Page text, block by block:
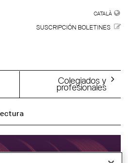
CATALÀ
SUSCRIPCIÓN BOLETINES
Colegiados y
profesionales